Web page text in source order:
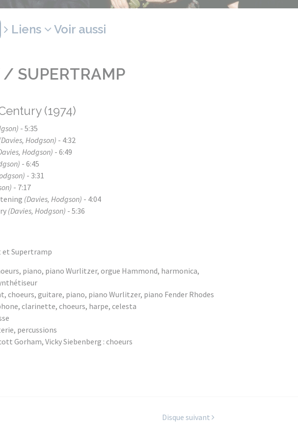
Liens Voir aussi
/ SUPERTRAMP
(1974)
- 5:35
Hodgson) - 4:32
Hodgson) - 6:49
- 6:45
- 3:31
- 7:17
(Davies, Hodgson) - 4:04
(Davies, Hodgson) - 5:36
et Supertramp
piano, piano Wurlitzer, orgue Hammond, harmonica,
choeurs, guitare, piano, piano Wurlitzer, piano Fender Rhodes
clarinette, choeurs, harpe, celesta
percussions
Gorham, Vicky Siebenberg : choeurs
Disque suivant